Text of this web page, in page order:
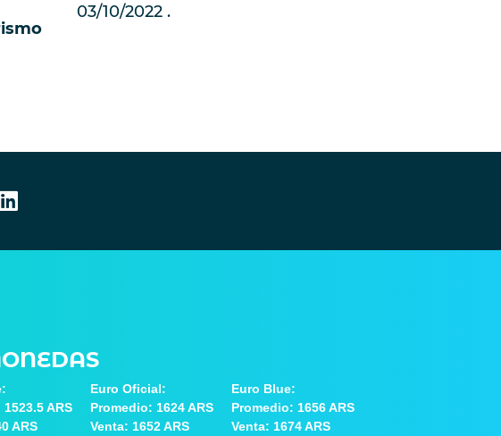
03/10/2022
ARS
ARS
Euro Oficial:
Promedio: 1624 ARS
Venta: 1652 ARS
Euro Blue:
Promedio: 1656 ARS
Venta: 1674 ARS